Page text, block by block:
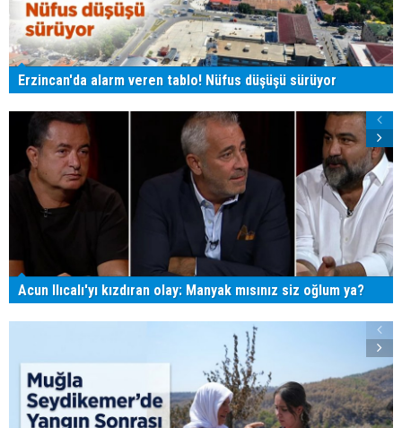
Erzincan'da alarm veren tablo! Nüfus düşüşü sürüyor
Acun Ilıcalı'yı kızdıran olay: Manyak mısınız siz oğlum ya?